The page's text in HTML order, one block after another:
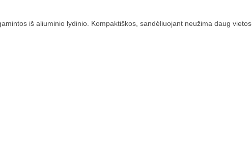
iš aliuminio lydinio. Kompaktiškos, sandėliuojant neužima daug vietos.